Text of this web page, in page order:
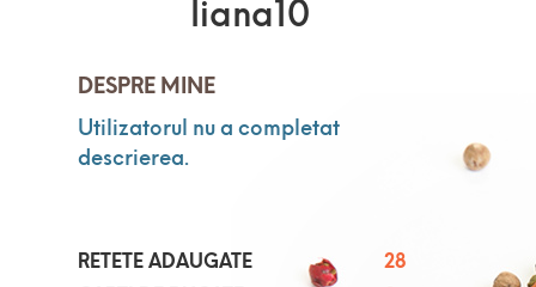
liana10
DESPRE MINE
Utilizatorul nu a completat
descrierea.
RETETE ADAUGATE
28